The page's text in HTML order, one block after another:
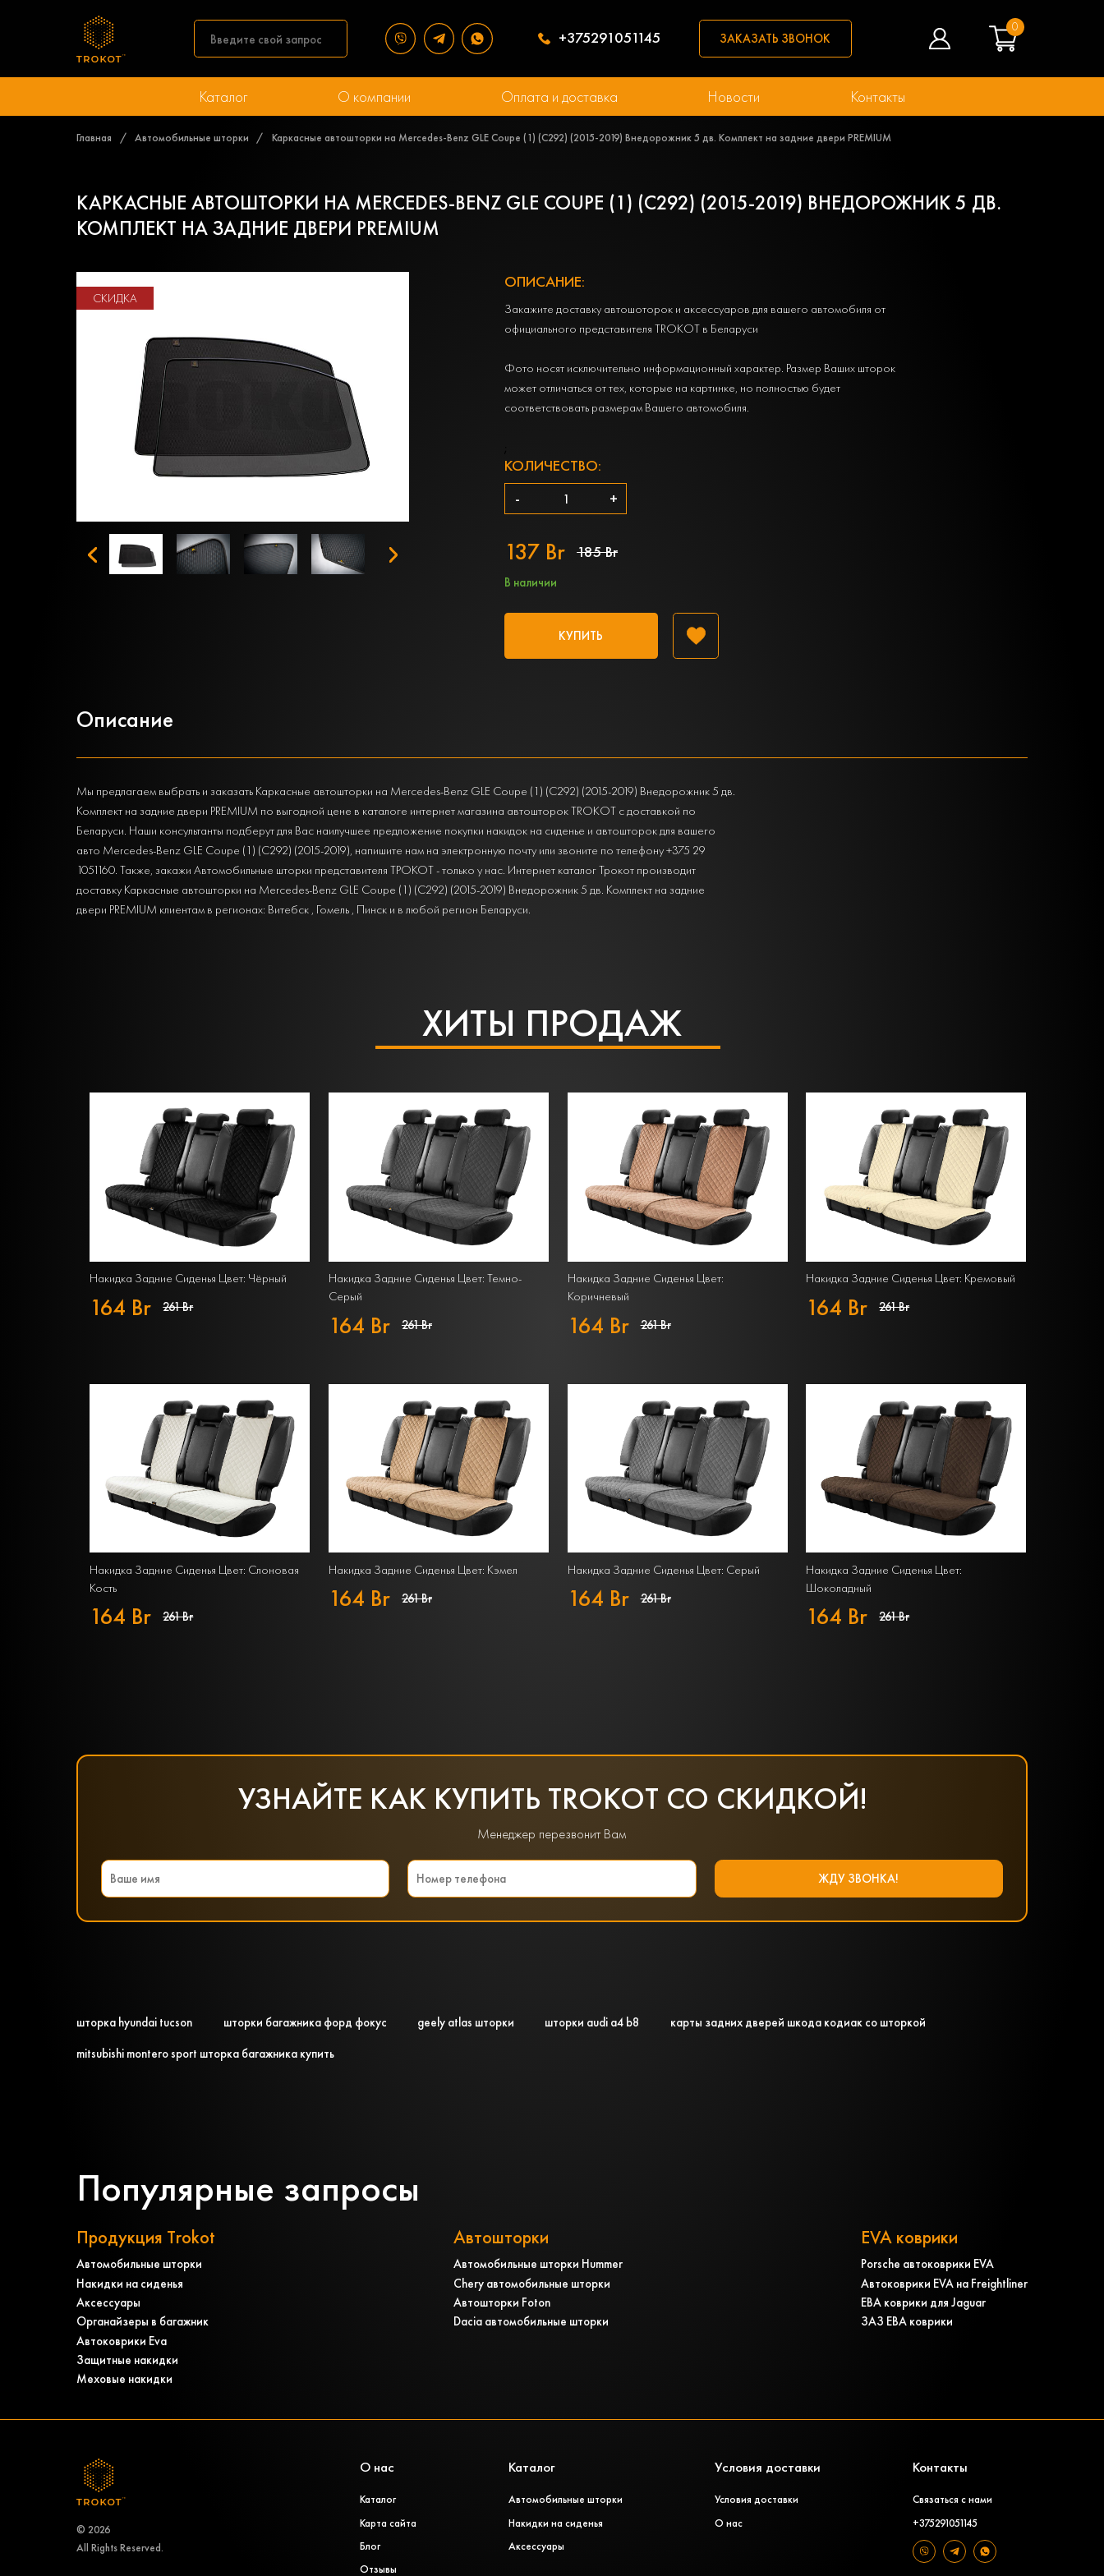
+375291051145 ЗАКАЗАТЬ ЗВОНОК
0
Каталог О компании Оплата и доставка Новости Контакты
Главная Автомобильные шторки Каркасные автошторки на Mercedes-Benz GLE Coupe (1) (C292) (2015-2019) Внедорожник 5 дв. Комплект на задние двери PREMIUM
КАРКАСНЫЕ АВТОШТОРКИ НА MERCEDES-BENZ GLE COUPE (1) (C292) (2015-2019) ВНЕДОРОЖНИК 5 ДВ.
КОМПЛЕКТ НА ЗАДНИЕ ДВЕРИ PREMIUM
СКИДКА
ОПИСАНИЕ:
Закажите доставку автошоторок и аксессуаров для вашего автомобиля от
официального представителя TROKOT в Беларуси
Фото носят исключительно информационный характер. Размер Ваших шторок
может отличаться от тех, которые на картинке, но полностью будет
соответствовать размерам Вашего автомобиля.
КОЛИЧЕСТВО:
-
+
137 Br 185 Br
В наличии
КУПИТЬ
Описание
Мы предлагаем выбрать и заказать Каркасные автошторки на Mercedes-Benz GLE Coupe (1) (C292) (2015-2019) Внедорожник 5 дв.
Комплект на задние двери PREMIUM по выгодной цене в каталоге интернет магазина автошторок TROKOT с доставкой по
Беларуси. Наши консультанты подберут для Вас наилучшее предложение покупки накидок на сиденье и автошторок для вашего
авто Mercedes-Benz GLE Coupe (1) (C292) (2015-2019), напишите нам на электронную почту или звоните по телефону +375 29
1051160. Также, закажи Автомобильные шторки представителя ТРОКОТ - только у нас. Интернет каталог Трокот производит
доставку Каркасные автошторки на Mercedes-Benz GLE Coupe (1) (C292) (2015-2019) Внедорожник 5 дв. Комплект на задние
двери PREMIUM клиентам в регионах: Витебск , Гомель , Пинск и в любой регион Беларуси.
ХИТЫ ПРОДАЖ
Накидка Задние Сиденья Цвет: Чёрный
164 Br 261 Br
Накидка Задние Сиденья Цвет: Темно-
Серый
164 Br 261 Br
Накидка Задние Сиденья Цвет:
Коричневый
164 Br 261 Br
Накидка Задние Сиденья Цвет: Кремовый
164 Br 261 Br
Накидка Задние Сиденья Цвет: Слоновая
Кость
164 Br 261 Br
Накидка Задние Сиденья Цвет: Кэмел
164 Br 261 Br
Накидка Задние Сиденья Цвет: Серый
164 Br 261 Br
Накидка Задние Сиденья Цвет:
Шоколадный
164 Br 261 Br
Популярные запросы
Продукция Trokot
Автомобильные шторки
Накидки на сиденья
Аксессуары
Органайзеры в багажник
Автоковрики Eva
Защитные накидки
Меховые накидки
Автошторки
Автомобильные шторки Hummer
Chery автомобильные шторки
Автошторки Foton
Dacia автомобильные шторки
EVA коврики
Porsche автоковрики EVA
Автоковрики EVA на Freightliner
ЕВА коврики для Jaguar
ЗАЗ ЕВА коврики
УЗНАЙТЕ КАК КУПИТЬ TROKOT СО СКИДКОЙ!
Менеджер перезвонит Вам
шторка hyundai tucson шторки багажника форд фокус geely atlas шторки шторки audi a4 b8
карты задних дверей шкода кодиак со шторкой
mitsubishi montero sport шторка багажника купить
© 2026
All Rights Reserved.
О нас
Каталог
Карта сайта
Блог
Отзывы
Каталог
Автомобильные шторки
Накидки на сиденья
Аксессуары
Условия доставки
Условия доставки
О нас
Контакты
Связаться с нами
+375291051145